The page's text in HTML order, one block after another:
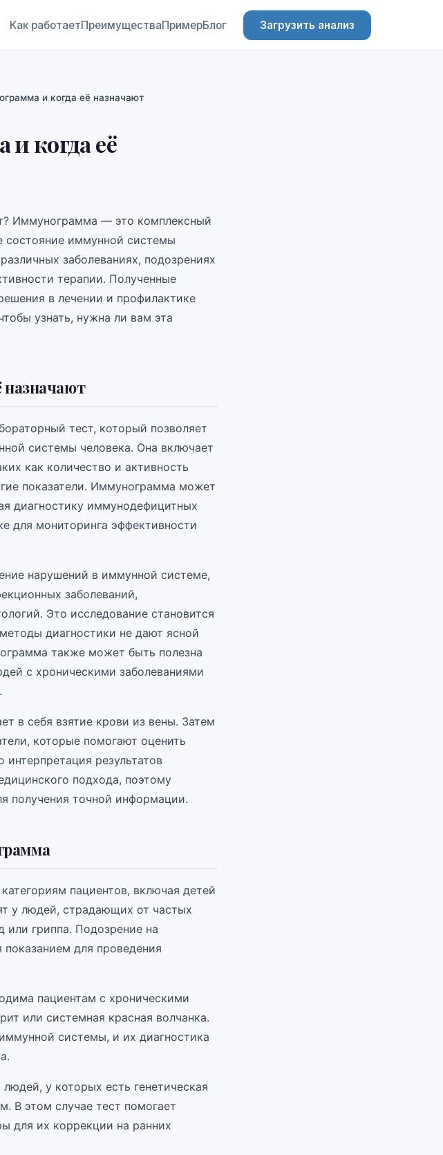
Как работаетПреимуществаПримерБлог Загрузить анализ
и когда её назначают
когда её
Иммунограмма — это комплексный
состояние иммунной системы
заболеваниях, подозрениях
терапии. Полученные
в лечении и профилактике
узнать, нужна ли вам эта
назначают
тест, который позволяет
системы человека. Она включает
как количество и активность
показатели. Иммунограмма может
диагностику иммунодефицитных
для мониторинга эффективности
нарушений в иммунной системе,
заболеваний,
Это исследование становится
диагностики не дают ясной
также может быть полезна
с хроническими заболеваниями
в себя взятие крови из вены. Затем
которые помогают оценить
результатов
подхода, поэтому
получения точной информации.
пациентов, включая детей
у людей, страдающих от частых
или гриппа. Подозрение на
для проведения
пациентам с хроническими
или системная красная волчанка.
системы, и их диагностика
у которых есть генетическая
В этом случае тест помогает
для их коррекции на ранних